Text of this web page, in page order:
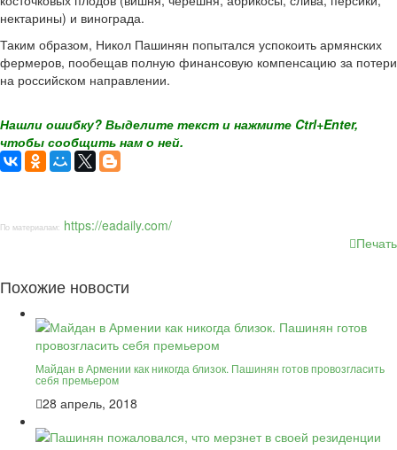
нектарины) и винограда.
Таким образом, Никол Пашинян попытался успокоить армянских
фермеров, пообещав полную финансовую компенсацию за потери
на российском направлении.
Нашли ошибку? Выделите текст и нажмите Ctrl+Enter,
чтобы сообщить нам о ней.
По материалам: https://eadaily.com/
Печать
Похожие новости
Майдан в Армении как никогда близок. Пашинян готов провозгласить
себя премьером
28 апрель, 2018